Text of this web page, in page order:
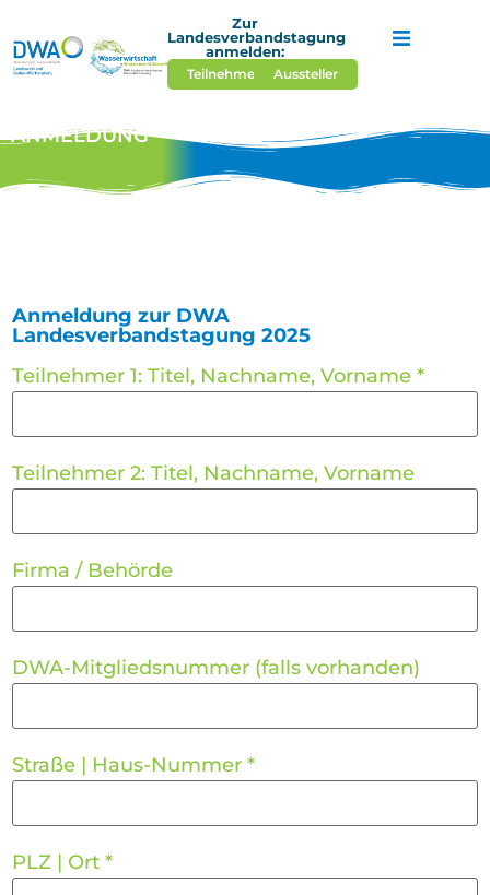
Zur
Landesverbandstagung
anmelden:
Teilnehmer*inAusstellerStartseite
Veranstaltung
Aktuelles
ANMELDUNG
Anmeldung zur DWA
Landesverbandstagung 2025
Teilnehmer 1: Titel, Nachname, Vorname*
Teilnehmer 2: Titel, Nachname, Vorname
Firma / Behörde
DWA-Mitgliedsnummer (falls vorhanden)
Straße | Haus-Nummer*
PLZ | Ort*